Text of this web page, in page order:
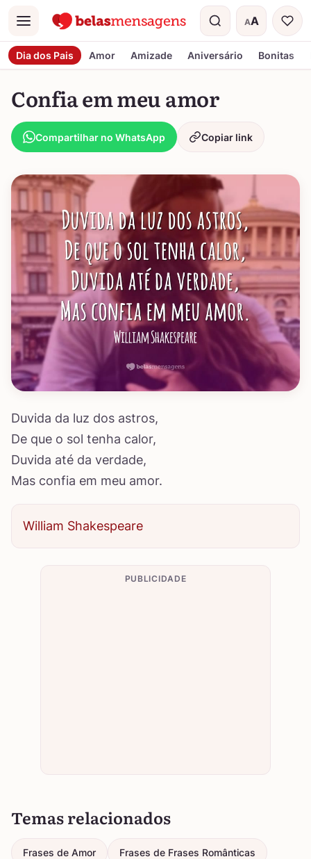
Menu AA
Tamanho do
Dia dos Pais Amor Amizade Aniversário Bonitas
Confia em meu amor
Compartilhar no WhatsApp Copiar link
Duvida da luz dos astros,
De que o sol tenha calor,
Duvida até da verdade,
Mas confia em meu amor.
William Shakespeare
PUBLICIDADE
Temas relacionados
Frases de Amor Frases de Frases Românticas